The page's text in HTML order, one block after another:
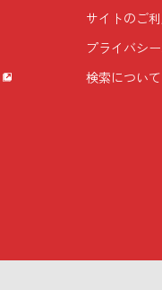
サイトのご
プライバシ
検索について